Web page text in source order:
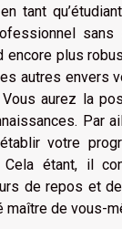
tant
sans
encore plus
autres envers
aurez la
Par
votre
Cela étant, il
de repos et
maître de vous-